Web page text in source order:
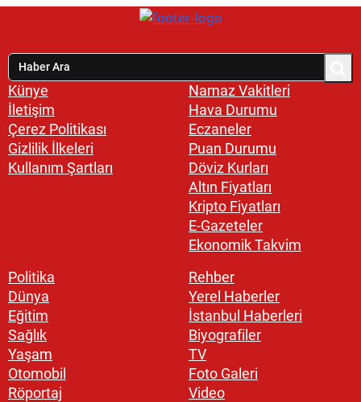
Künye
İletişim
Çerez Politikası
Gizlilik İlkeleri
Kullanım Şartları
Namaz Vakitleri
Hava Durumu
Eczaneler
Puan Durumu
Döviz Kurları
Altın Fiyatları
Kripto Fiyatları
E-Gazeteler
Ekonomik Takvim
Politika
Dünya
Eğitim
Sağlık
Yaşam
Otomobil
Röportaj
Rehber
Yerel Haberler
İstanbul Haberleri
Biyografiler
TV
Foto Galeri
Video